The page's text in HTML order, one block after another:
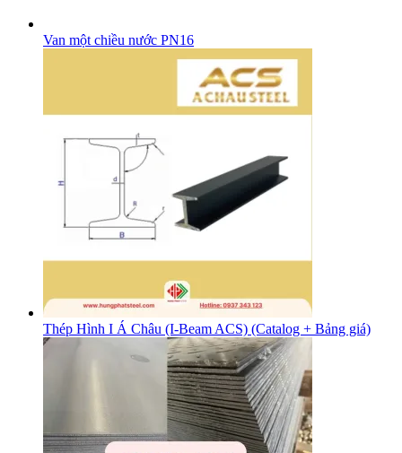
Van một chiều nước PN16
Thép Hình I Á Châu (I-Beam ACS) (Catalog + Bảng giá)